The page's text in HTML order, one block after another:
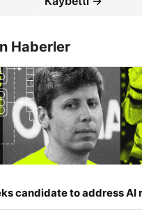
Haberler
candidate to address AI